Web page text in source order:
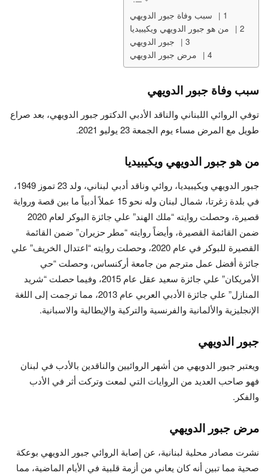
سبب وفاة جبور الدويهي
من هو جبور الدويهي ويكيبيديا
جبور الدويهي
مرض جبور الدويهي
سبب وفاة جبور الدويهي
توفي الروائي اللبناني والناقد الأدبي الدكتور جبور الدويهي، بعد صراع
طويل مع المرض مساء يوم الجمعة 23 يوليو 2021.
من هو جبور الدويهي ويكيبيديا
جبور الدويهي ويكيبيديا، روائي وناقد أدبي لبناني، ولد 23 تموز 1949،
في بلدة زغرتا، شمال لبنان وله نحو 15 عملاً أدبياً ما بين قصة ورواية
قصيرة، وحصلت روايته “ملك الهند” علي جائزة البوكر لعام 2020
ضمن القائمة القصيرة، وأيضاً روايته “مطر حزيران” ضمن القائمة
القصيرة للبوكر في عام 2020، وحصلت روايته “اعتدال الخريف” علي
جائزة أفضل عمل مترجم من جامعة أركنساس، وحصلت “حي
الأمريكان” علي جائزة سعيد عقل عام 2015، وفيما حصلت “شريد
المنازل” علي جائزة الأدبي العربي عام 2013، مما ترجمت إلى اللغة
الإنجليزية والألمانية والفرنسية والتركية والإيطالية والاسبانية.
جبور الدويهي
ويعتبر جبور الدويهي من أشهر الروائيين والناقدين بالأدب في لبنان
فهو صاحب العديد من الروايات التي لمعت وتركت أثر في الأدب
والفكر.
مرض جبور الدويهي
نشرت مصادر محلية لبنانية، عن إصابة الروائي جبور الدويهي بوعكة
صحية مما تبين أنه كان يعاني من أزمة قلبية في الأيام الماضية، مما